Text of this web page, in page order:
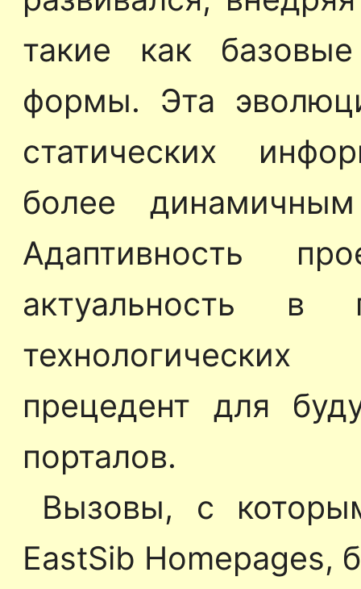
такие как
формы. Эта
статических
более
Адаптивность
актуальность в
прецедент для
порталов.
Вызовы, с
EastSib